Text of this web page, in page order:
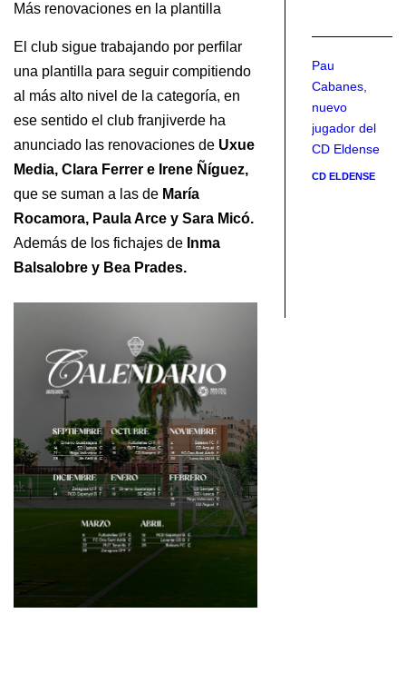
Más renovaciones en la plantilla
El club sigue trabajando por perfilar
una plantilla para seguir compitiendo
al más alto nivel de la categoría, en
ese sentido el club franjiverde ha
anunciado las renovaciones de Uxue
Media, Clara Ferrer e Irene Ñíguez,
que se suman a las de María
Rocamora, Paula Arce y Sara Micó.
Además de los fichajes de Inma
Balsalobre y Bea Prades.
Pau
Cabanes,
nuevo
jugador del
CD Eldense
CD ELDENSE